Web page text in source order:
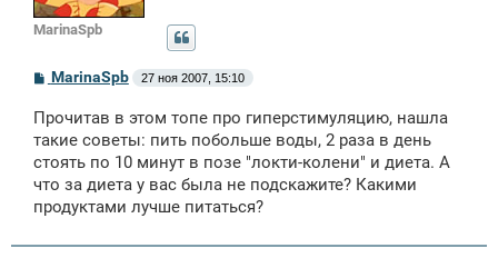
MarinaSpb
С
о
б
щ
н
и
MarinaSpb 27 ноя 2007, 15:10
Прочитав в этом топе про гиперстимуляцию, нашла
такие советы: пить побольше воды, 2 раза в день
стоять по 10 минут в позе "локти-колени" и диета. А
что за диета у вас была не подскажите? Какими
продуктами лучше питаться?